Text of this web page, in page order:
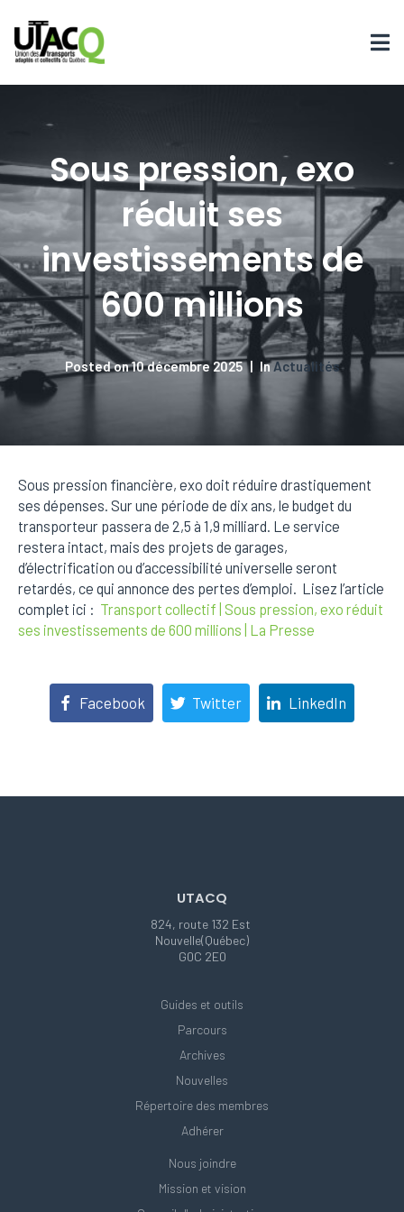
Sous pression, exo
réduit ses
investissements de
600 millions
Posted on10 décembre 2025 InActualités
Sous pression financière, exo doit réduire drastiquement
ses dépenses. Sur une période de dix ans, le budget du
transporteur passera de 2,5 à 1,9 milliard. Le service
restera intact, mais des projets de garages,
d’électrification ou d’accessibilité universelle seront
retardés, ce qui annonce des pertes d’emploi. Lisez l’article
complet ici : Transport collectif | Sous pression, exo réduit
ses investissements de 600 millions | La Presse
Facebook Twitter LinkedIn
UTACQ
824, route 132 Est
Nouvelle(Québec)
G0C 2E0
Guides et outils
Parcours
Archives
Nouvelles
Répertoire des membres
Adhérer
Nous joindre
Mission et vision